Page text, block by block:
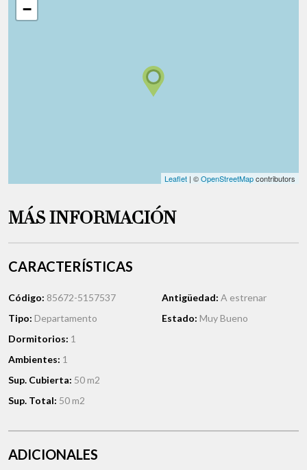
−
Leaflet | ©OpenStreetMapcontributors
MÁS INFORMACIÓN
CARACTERÍSTICAS
Código: 85672-5157537
Tipo: Departamento
Dormitorios: 1
Ambientes: 1
Antigüedad: A estrenar
Estado: Muy Bueno
Sup. Cubierta: 50 m2
Sup. Total: 50 m2
ADICIONALES